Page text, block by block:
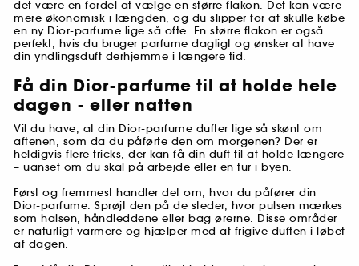
det være en fordel at vælge en større flakon. Det kan være
mere økonomisk i længden, og du slipper for at skulle købe
en ny Dior-parfume lige så ofte. En større flakon er også
perfekt, hvis du bruger parfume dagligt og ønsker at have
din yndlingsduft derhjemme i længere tid.
Få din Dior-parfume til at holde hele
dagen - eller natten
Vil du have, at din Dior-parfume dufter lige så skønt om
aftenen, som da du påførte den om morgenen? Der er
heldigvis flere tricks, der kan få din duft til at holde længere
– uanset om du skal på arbejde eller en tur i byen.
Først og fremmest handler det om, hvor du påfører din
Dior-parfume. Sprøjt den på de steder, hvor pulsen mærkes
som halsen, håndleddene eller bag ørerne. Disse områder
er naturligt varmere og hjælper med at frigive duften i løbet
af dagen.